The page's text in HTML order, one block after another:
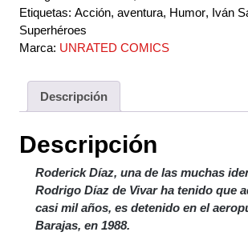
cantidad
Etiquetas: Acción, aventura, Humor, Iván
Superhéroes
Marca: UNRATED COMICS
Descripción
Descripción
Roderick Díaz, una de las muchas
Rodrigo Díaz de Vivar ha tenido que
casi mil años, es detenido en el
Barajas, en 1988.